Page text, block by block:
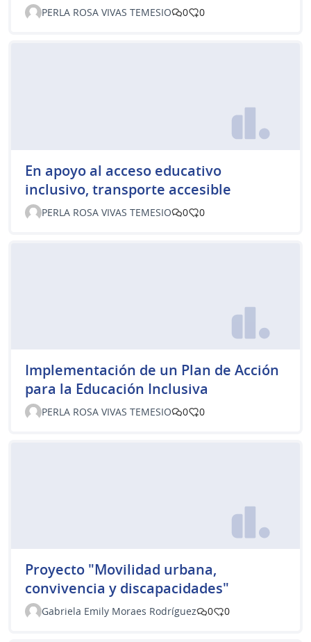
PERLA ROSA VIVAS TEMESIO 0 0
En apoyo al acceso educativo
inclusivo, transporte accesible
PERLA ROSA VIVAS TEMESIO 0 0
Implementación de un Plan de Acción
para la Educación Inclusiva
PERLA ROSA VIVAS TEMESIO 0 0
Proyecto "Movilidad urbana,
convivencia y discapacidades"
Gabriela Emily Moraes Rodríguez 0 0